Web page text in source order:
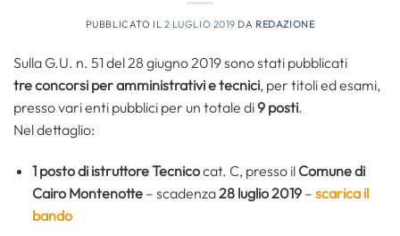
PUBBLICATO IL 2 LUGLIO 2019 DA REDAZIONE
Sulla G.U. n. 51 del 28 giugno 2019 sono stati pubblicati
treconcorsi per amministrativi e tecnici, per titoli ed esami,
presso vari enti pubblici per un totale di9 posti.
Nel dettaglio:
1 posto di istruttore Tecnicocat. C, presso il Comune di
Cairo Montenotte– scadenza28 luglio 2019– scarica il
bando